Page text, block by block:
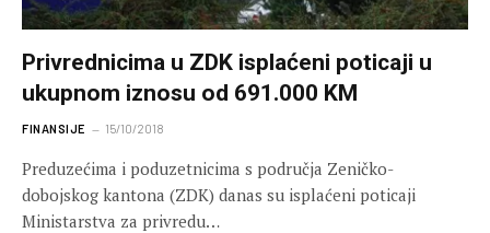
Privrednicima u ZDK isplaćeni poticaji u
ukupnom iznosu od 691.000 KM
FINANSIJE 15/10/2018
Preduzećima i poduzetnicima s područja Zeničko-
dobojskog kantona (ZDK) danas su isplaćeni poticaji
Ministarstva za privredu…